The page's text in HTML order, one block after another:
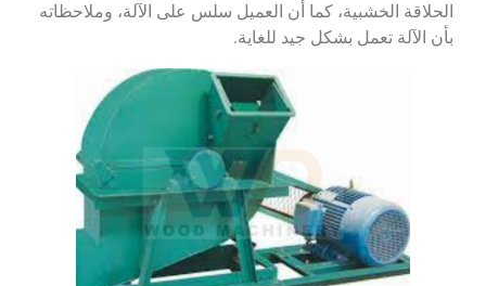
الحلاقة الخشبية، كما أن العميل سلس على الآلة، وملاحظاته
بأن الآلة تعمل بشكل جيد للغاية.